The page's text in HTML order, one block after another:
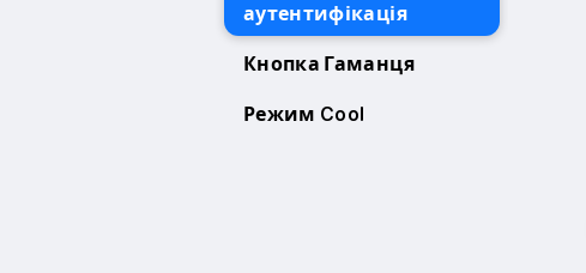
аутентифікація
Кнопка Гаманця
Режим Cool